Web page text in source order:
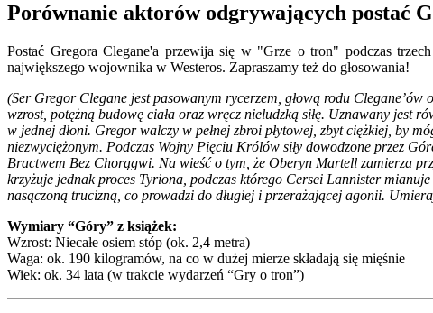
Porównanie aktorów odgrywających postać
Postać Gregora Clegane'a przewija się w "Grze o tron" podczas
największego wojownika w Westeros. Zapraszamy też do głosowania!
(Ser Gregor Clegane jest pasowanym rycerzem, głową rodu
wzrost, potężną budowę ciała oraz wręcz nieludzką siłę. Uznawany jest
w jednej dłoni. Gregor walczy w pełnej zbroi płytowej, zbyt ciężkiej, by
niezwyciężonym. Podczas Wojny Pięciu Królów siły dowodzone przez
Bractwem Bez Chorągwi. Na wieść o tym, że Oberyn Martell zamierza
krzyżuje jednak proces Tyriona, podczas którego Cersei Lannister
nasączoną trucizną, co prowadzi do długiej i przerażającej agonii.
Wymiary “Góry” z książek:
Wzrost: Niecałe osiem stóp (ok. 2,4 metra)
Waga: ok. 190 kilogramów, na co w dużej mierze składają się mięśnie
Wiek: ok. 34 lata (w trakcie wydarzeń “Gry o tron”)